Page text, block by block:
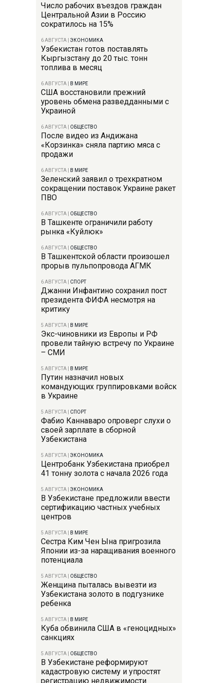
Число рабочих въездов граждан
Центральной Азии в Россию
сократилось на 15%
6 АВГУСТА ЭКОНОМИКА
Узбекистан готов поставлять
Кыргызстану до 20 тыс. тонн
топлива в месяц
6 АВГУСТА В МИРЕ
США восстановили прежний
уровень обмена разведданными с
Украиной
6 АВГУСТА ОБЩЕСТВО
После видео из Андижана
«Корзинка» сняла партию мяса с
продажи
6 АВГУСТА В МИРЕ
Зеленский заявил о трехкратном
сокращении поставок Украине ракет
ПВО
6 АВГУСТА ОБЩЕСТВО
В Ташкенте ограничили работу
рынка «Куйлюк»
6 АВГУСТА ОБЩЕСТВО
В Ташкентской области произошел
прорыв пульпопровода АГМК
6 АВГУСТА СПОРТ
Джанни Инфантино сохранил пост
президента ФИФА несмотря на
критику
5 АВГУСТА В МИРЕ
Экс-чиновники из Европы и РФ
провели тайную встречу по Украине
– СМИ
5 АВГУСТА В МИРЕ
Путин назначил новых
командующих группировками войск
в Украине
5 АВГУСТА СПОРТ
Фабио Каннаваро опроверг слухи о
своей зарплате в сборной
Узбекистана
5 АВГУСТА ЭКОНОМИКА
Центробанк Узбекистана приобрел
41 тонну золота с начала 2026 года
5 АВГУСТА ЭКОНОМИКА
В Узбекистане предложили ввести
сертификацию частных учебных
центров
5 АВГУСТА В МИРЕ
Сестра Ким Чен Ына пригрозила
Японии из-за наращивания военного
потенциала
5 АВГУСТА ОБЩЕСТВО
Женщина пыталась вывезти из
Узбекистана золото в подгузнике
ребенка
5 АВГУСТА В МИРЕ
Куба обвинила США в «геноцидных»
санкциях
5 АВГУСТА ОБЩЕСТВО
В Узбекистане реформируют
кадастровую систему и упростят
регистрацию недвижимости